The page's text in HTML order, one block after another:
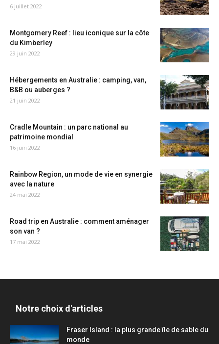
6 juillet 2022
Montgomery Reef : lieu iconique sur la côte
du Kimberley
29 juin 2022
Hébergements en Australie : camping, van,
B&B ou auberges ?
21 juin 2022
Cradle Mountain : un parc national au
patrimoine mondial
16 juin 2022
Rainbow Region, un mode de vie en synergie
avec la nature
24 mai 2022
Road trip en Australie : comment aménager
son van ?
17 mai 2022
Notre choix d'articles
Fraser Island : la plus grande île de sable du
monde